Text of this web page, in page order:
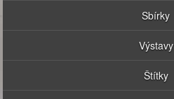
Sbírky
Výstavy
Štítky